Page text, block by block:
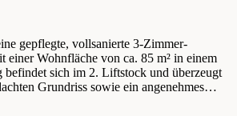
gepflegte, vollsanierte 3-Zimmer-
einer Wohnfläche von ca. 85 m² in einem
befindet sich im 2. Liftstock und überzeugt
Grundriss sowie ein angenehmes